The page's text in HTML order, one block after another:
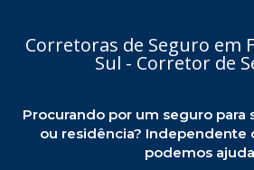
Corretoras de Seguro em
Sul - Corretor de
Procurando por um seguro para
ou residência? Independente
podemos